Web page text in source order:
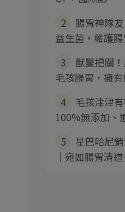
2
腸胃神隊
益生菌，維護
3
獸醫把關
毛孩腸胃，擁
4
毛孩津津
100%無添加、
5
星巴哈尼
｜宛如腸胃清